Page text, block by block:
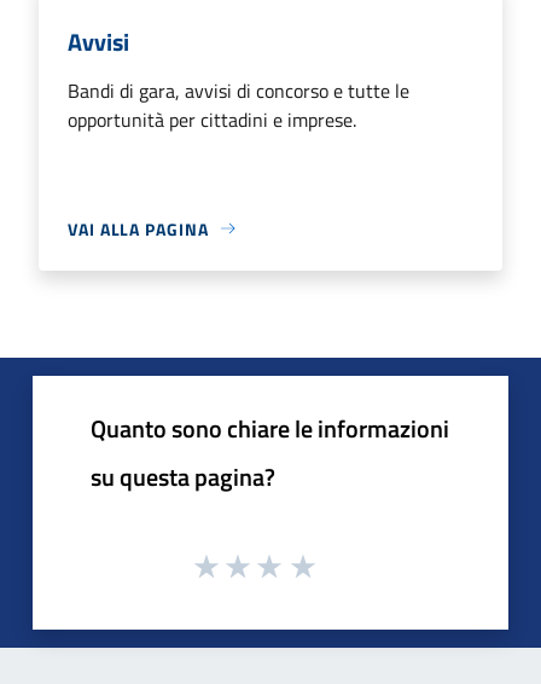
Avvisi
Bandi di gara, avvisi di concorso e tutte le
opportunità per cittadini e imprese.
VAI ALLA PAGINA
Quanto sono chiare le informazioni
su questa pagina?